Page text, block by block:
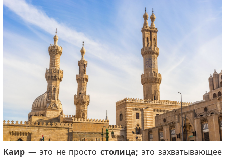
Каир— это не простостолица; это захватывающее